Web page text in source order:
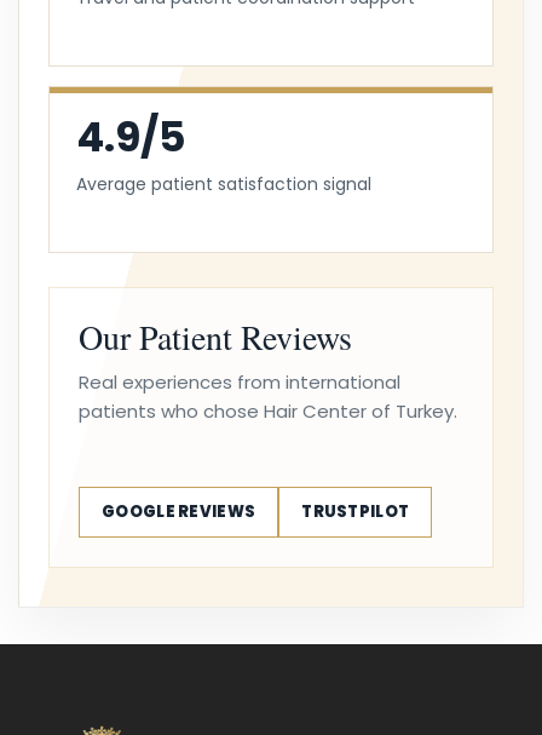
4.9/5
Average patient satisfaction signal
Our Patient Reviews
Real experiences from international
patients who chose Hair Center of Turkey.
GOOGLE REVIEWS TRUSTPILOT